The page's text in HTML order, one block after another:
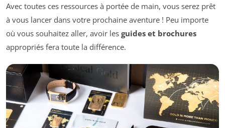
Avec toutes ces ressources à portée de main, vous serez prêt
à vous lancer dans votre prochaine aventure ! Peu importe
où vous souhaitez aller, avoir les guides et brochures
appropriés fera toute la différence.